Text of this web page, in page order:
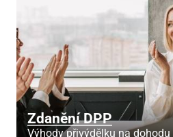
Zdanění DPP
Výhody přivýdělku na dohodu